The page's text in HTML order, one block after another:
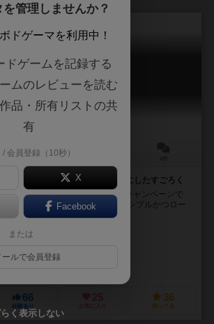
ダイスロードレース
The Dice Road Race
10～15分
ヒルクライムステージをテーマにしたすごろく
にゲームストア・バネスト様のキャンペーンで
トカードゲームの製品版です。 シンプルかつロー
に変わりはありませ...
66
経験あり お気に入り
36
持ってる
管理しませんか？
ドゲーマを利用中！
ドゲームを記録する
ムのレビューを読む
品・所有リストの共
有
/ 会員登録（10秒）
X
Facebook
または
ールで会員登録
らく表示しない